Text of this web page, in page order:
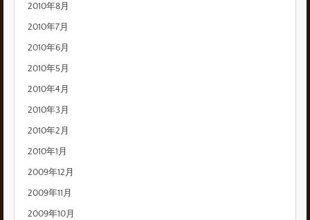
2010年8月
2010年7月
2010年6月
2010年5月
2010年4月
2010年3月
2010年2月
2010年1月
2009年12月
2009年11月
2009年10月